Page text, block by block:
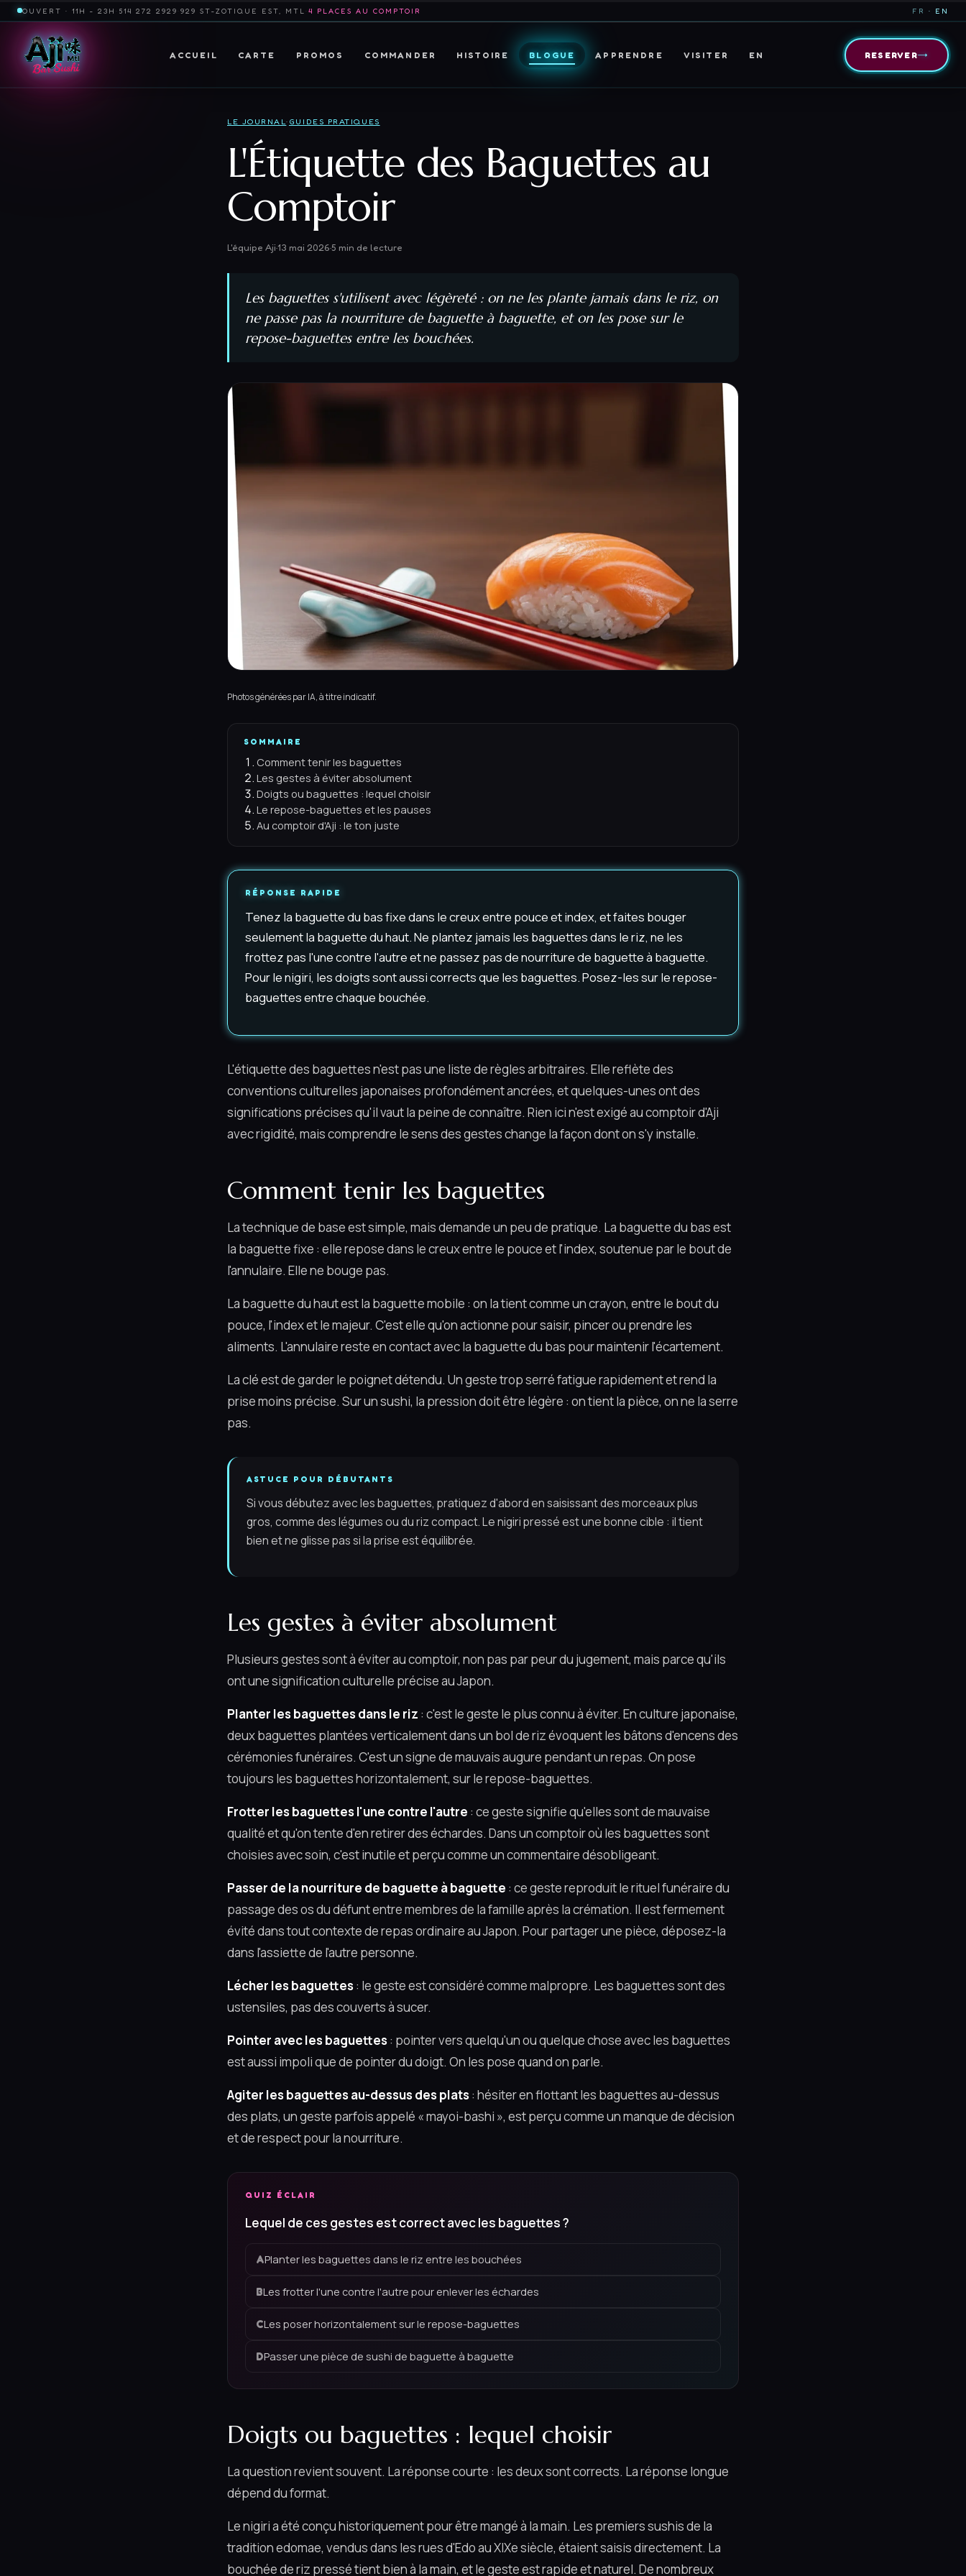
OUVERT · 11H - 23H 514 272 2929 929 ST-ZOTIQUE EST, MTL 4 PLACES AU COMPTOIR FR · EN
ACCUEIL CARTE PROMOS COMMANDER HISTOIRE BLOGUE APPRENDRE VISITER EN RESERVER→
LE JOURNAL· GUIDES PRATIQUES
L'Étiquette des Baguettes au
Comptoir
L'équipe Aji·13 mai 2026·5 min de lecture
Les baguettes s'utilisent avec légèreté : on ne les plante jamais dans le riz, on
ne passe pas la nourriture de baguette à baguette, et on les pose sur le
repose-baguettes entre les bouchées.
Photos générées par IA, à titre indicatif.
SOMMAIRE
Comment tenir les baguettes
Les gestes à éviter absolument
Doigts ou baguettes : lequel choisir
Le repose-baguettes et les pauses
Au comptoir d'Aji : le ton juste
RÉPONSE RAPIDE
Tenez la baguette du bas fixe dans le creux entre pouce et index, et faites bouger
seulement la baguette du haut. Ne plantez jamais les baguettes dans le riz, ne les
frottez pas l'une contre l'autre et ne passez pas de nourriture de baguette à baguette.
Pour le nigiri, les doigts sont aussi corrects que les baguettes. Posez-les sur le repose-
baguettes entre chaque bouchée.
L'étiquette des baguettes n'est pas une liste de règles arbitraires. Elle reflète des
conventions culturelles japonaises profondément ancrées, et quelques-unes ont des
significations précises qu'il vaut la peine de connaître. Rien ici n'est exigé au comptoir d'Aji
avec rigidité, mais comprendre le sens des gestes change la façon dont on s'y installe.
Comment tenir les baguettes
La technique de base est simple, mais demande un peu de pratique. La baguette du bas est
la baguette fixe : elle repose dans le creux entre le pouce et l'index, soutenue par le bout de
l'annulaire. Elle ne bouge pas.
La baguette du haut est la baguette mobile : on la tient comme un crayon, entre le bout du
pouce, l'index et le majeur. C'est elle qu'on actionne pour saisir, pincer ou prendre les
aliments. L'annulaire reste en contact avec la baguette du bas pour maintenir l'écartement.
La clé est de garder le poignet détendu. Un geste trop serré fatigue rapidement et rend la
prise moins précise. Sur un sushi, la pression doit être légère : on tient la pièce, on ne la serre
pas.
ASTUCE POUR DÉBUTANTS
Si vous débutez avec les baguettes, pratiquez d'abord en saisissant des morceaux plus
gros, comme des légumes ou du riz compact. Le nigiri pressé est une bonne cible : il tient
bien et ne glisse pas si la prise est équilibrée.
Les gestes à éviter absolument
Plusieurs gestes sont à éviter au comptoir, non pas par peur du jugement, mais parce qu'ils
ont une signification culturelle précise au Japon.
Planter les baguettes dans le riz : c'est le geste le plus connu à éviter. En culture japonaise,
deux baguettes plantées verticalement dans un bol de riz évoquent les bâtons d'encens des
cérémonies funéraires. C'est un signe de mauvais augure pendant un repas. On pose
toujours les baguettes horizontalement, sur le repose-baguettes.
Frotter les baguettes l'une contre l'autre : ce geste signifie qu'elles sont de mauvaise
qualité et qu'on tente d'en retirer des échardes. Dans un comptoir où les baguettes sont
choisies avec soin, c'est inutile et perçu comme un commentaire désobligeant.
Passer de la nourriture de baguette à baguette : ce geste reproduit le rituel funéraire du
passage des os du défunt entre membres de la famille après la crémation. Il est fermement
évité dans tout contexte de repas ordinaire au Japon. Pour partager une pièce, déposez-la
dans l'assiette de l'autre personne.
Lécher les baguettes: le geste est considéré comme malpropre. Les baguettes sont des
ustensiles, pas des couverts à sucer.
Pointer avec les baguettes: pointer vers quelqu'un ou quelque chose avec les baguettes
est aussi impoli que de pointer du doigt. On les pose quand on parle.
Agiter les baguettes au-dessus des plats: hésiter en flottant les baguettes au-dessus
des plats, un geste parfois appelé « mayoi-bashi », est perçu comme un manque de décision
et de respect pour la nourriture.
QUIZ ÉCLAIR
Lequel de ces gestes est correct avec les baguettes ?
APlanter les baguettes dans le riz entre les bouchées
BLes frotter l'une contre l'autre pour enlever les échardes
CLes poser horizontalement sur le repose-baguettes
DPasser une pièce de sushi de baguette à baguette
Doigts ou baguettes : lequel choisir
La question revient souvent. La réponse courte : les deux sont corrects. La réponse longue
dépend du format.
Le nigiri a été conçu historiquement pour être mangé à la main. Les premiers sushis de la
tradition edomae, vendus dans les rues d'Edo au XIXe siècle, étaient saisis directement. La
bouchée de riz pressé tient bien à la main, et le geste est rapide et naturel. De nombreux